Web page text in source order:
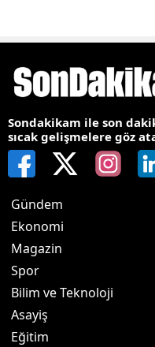
Sondakikam ile son
sıcak gelişmelere göz
Gündem
Ekonomi
Magazin
Spor
Bilim ve Teknoloji
Asayiş
Eğitim